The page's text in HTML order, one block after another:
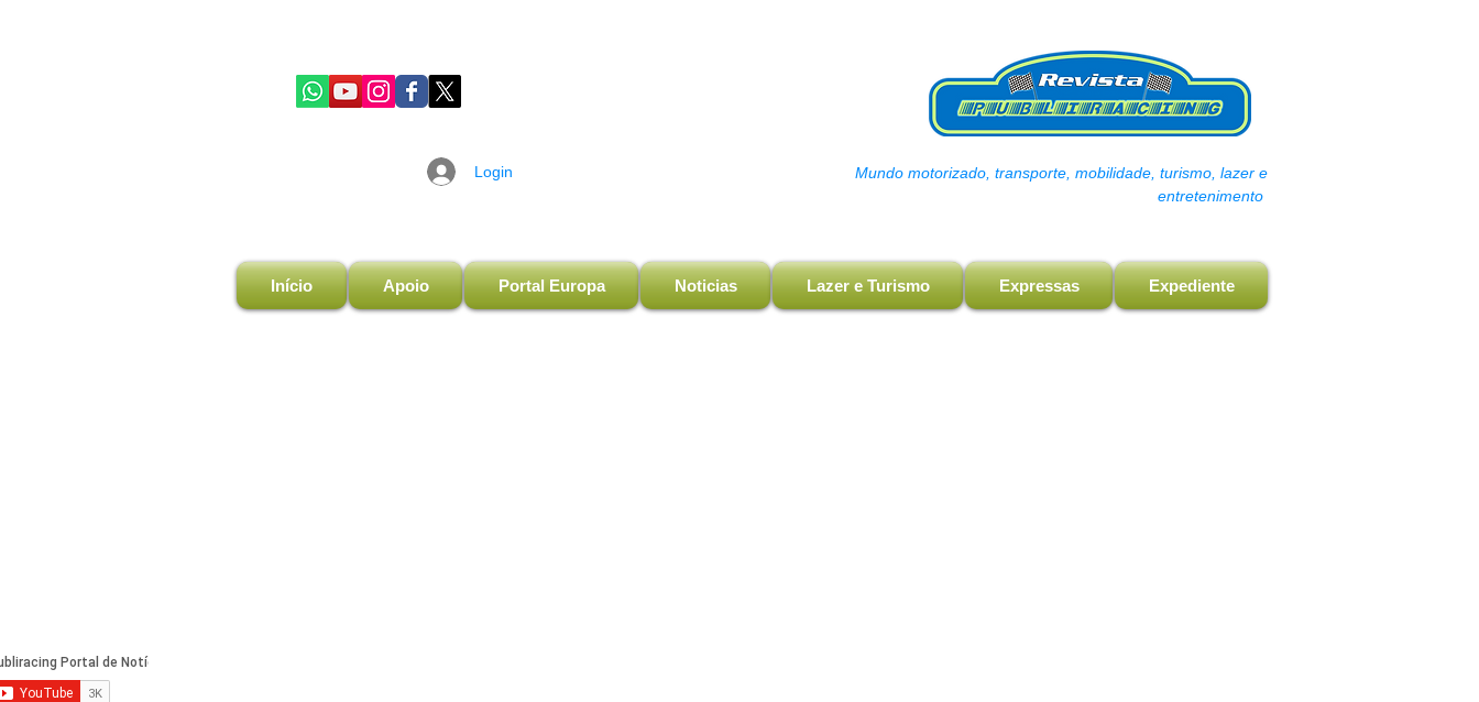
Login
Mundo motorizado, transporte, mobilidade, turismo, lazer e
entretenimento
Início Apoio Portal Europa Noticias Lazer e Turismo Expressas Expediente